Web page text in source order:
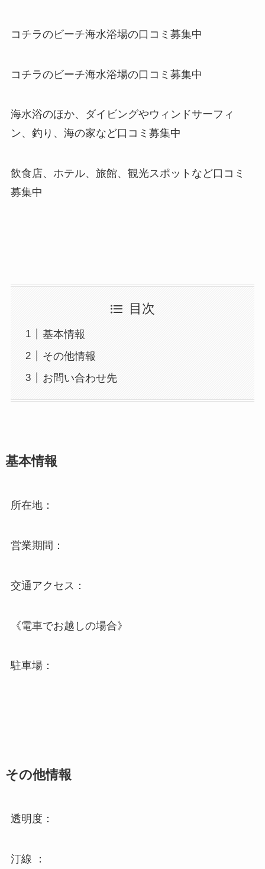
コチラのビーチ海水浴場の口コミ募集中
コチラのビーチ海水浴場の口コミ募集中
海水浴のほか、ダイビングやウィンドサーフィ
ン、釣り、海の家など口コミ募集中
飲食店、ホテル、旅館、観光スポットなど口コミ
募集中
目次
基本情報
その他情報
お問い合わせ先
基本情報
所在地：
営業期間：
交通アクセス：
《電車でお越しの場合》
駐車場：
その他情報
透明度：
汀線 ：